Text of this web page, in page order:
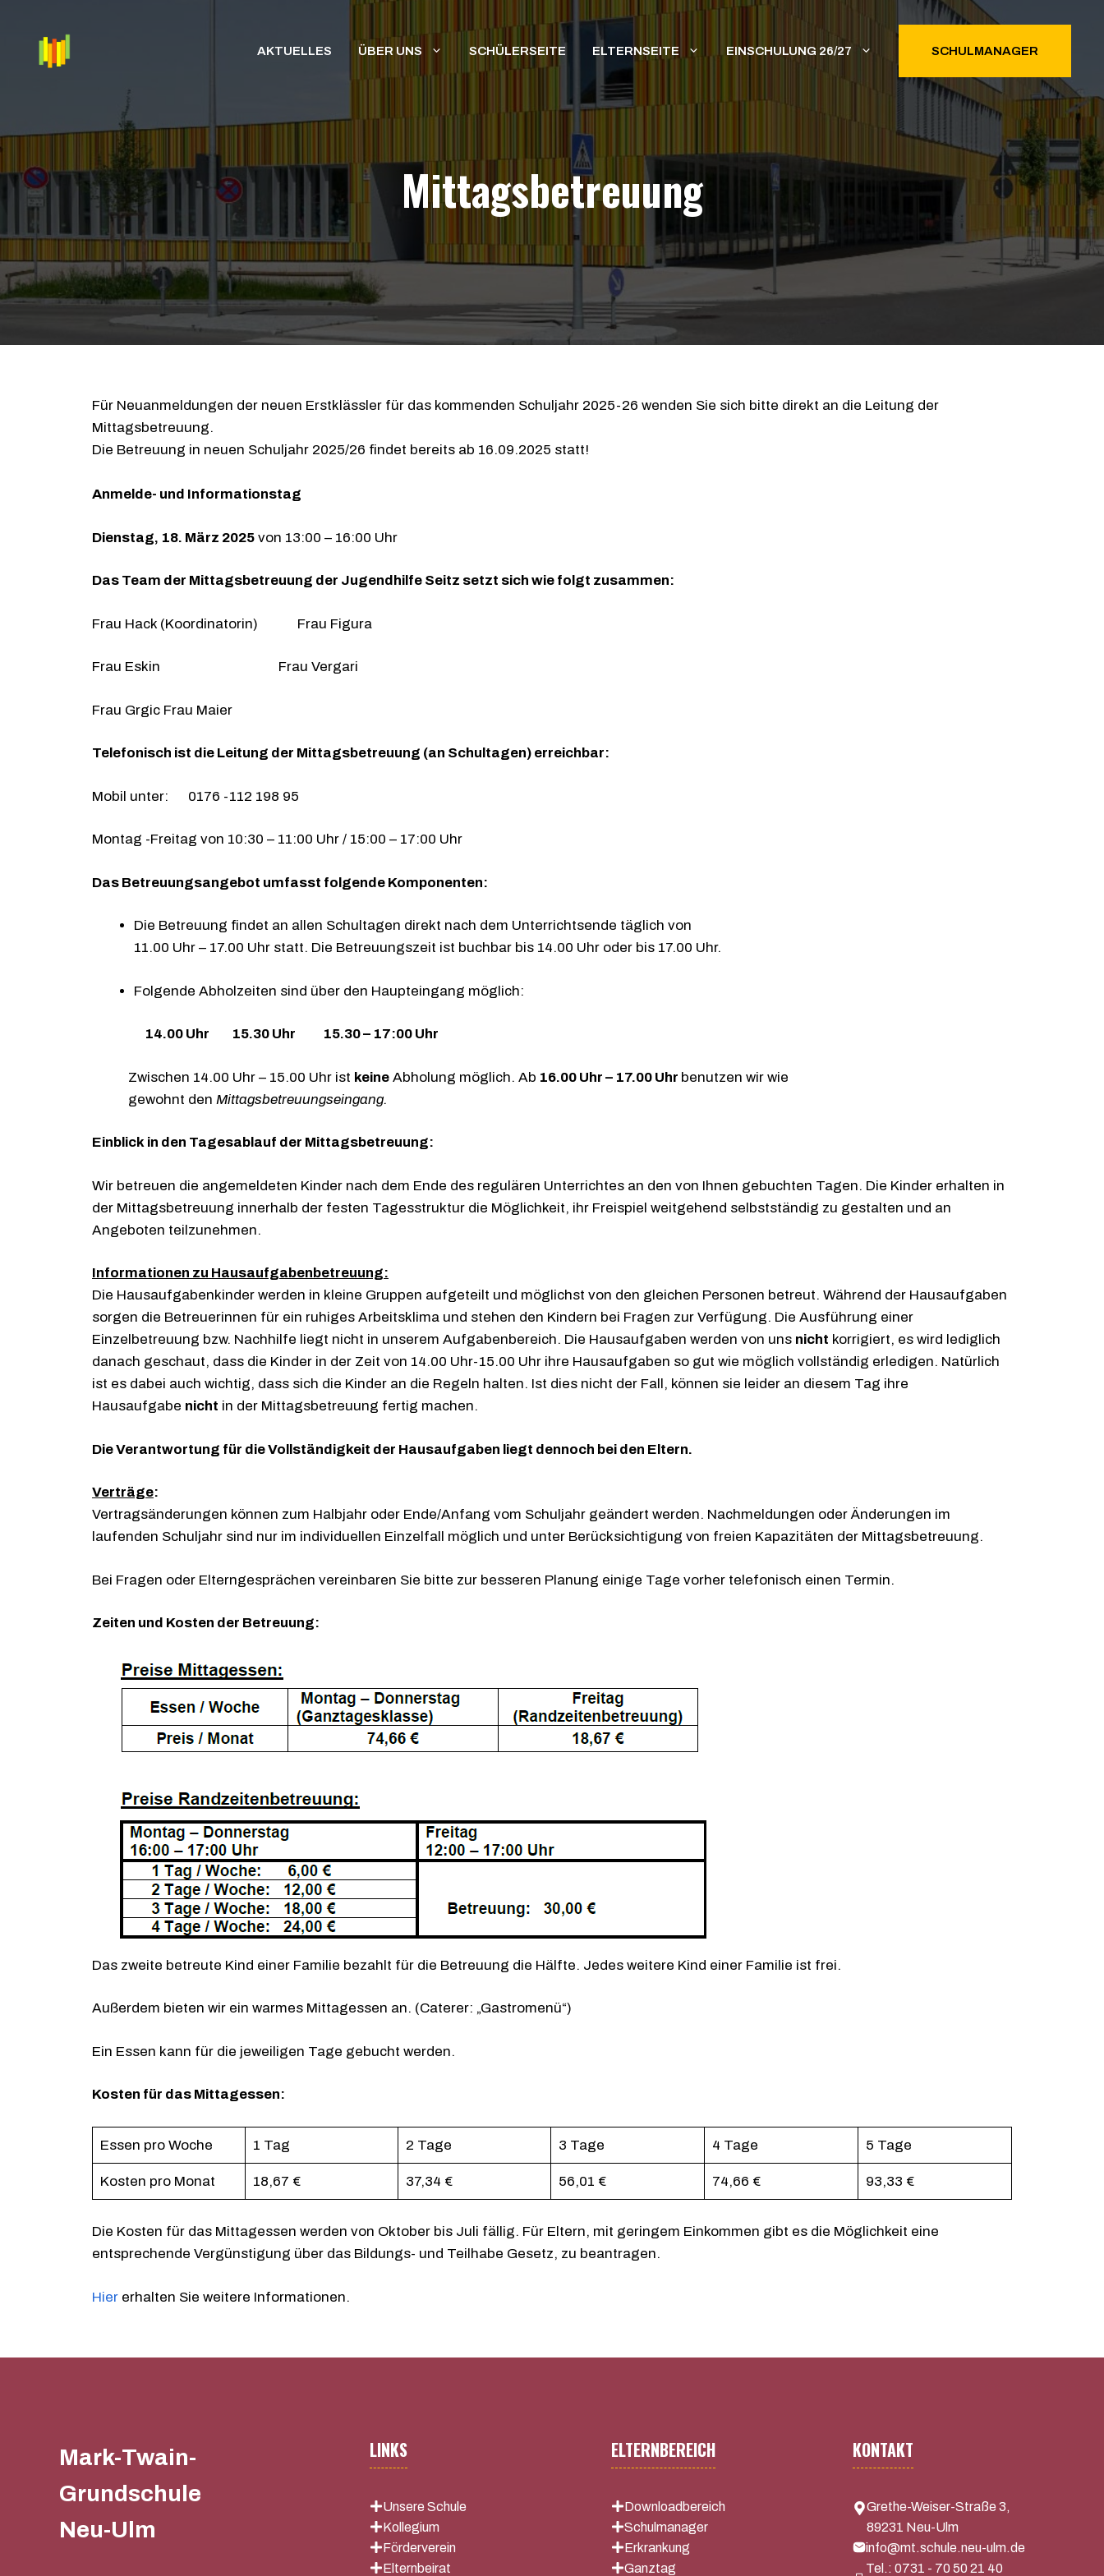
AKTUELLES ÜBER UNS SCHÜLERSEITE ELTERNSEITE EINSCHULUNG 26/27 SCHULMANAGER
Mittagsbetreuung
Für Neuanmeldungen der neuen Erstklässler für das kommenden Schuljahr 2025-26 wenden Sie sich bitte direkt an die Leitung der
Mittagsbetreuung.
Die Betreuung in neuen Schuljahr 2025/26 findet bereits ab 16.09.2025 statt!
Anmelde- und Informationstag
Dienstag, 18. März 2025 von 13:00 – 16:00 Uhr
Das Team der Mittagsbetreuung der Jugendhilfe Seitz setzt sich wie folgt zusammen:
Frau Hack (Koordinatorin) Frau Figura
Frau Eskin Frau Vergari
Frau Grgic Frau Maier
Telefonisch ist die Leitung der Mittagsbetreuung (an Schultagen) erreichbar:
Mobil unter: 0176 -112 198 95
Montag -Freitag von 10:30 – 11:00 Uhr / 15:00 – 17:00 Uhr
Das Betreuungsangebot umfasst folgende Komponenten:
Die Betreuung findet an allen Schultagen direkt nach dem Unterrichtsende täglich von
11.00 Uhr – 17.00 Uhr statt.​​​​​ ​Die Betreuungszeit ist buchbar bis 14.00 Uhr oder bis 17.00 Uhr.
Folgende Abholzeiten sind über den Haupteingang möglich:
14.00 Uhr 15.30 Uhr 15.30 – 17:00 Uhr
Zwischen 14.00 Uhr – 15.00 Uhr ist keine Abholung möglich. Ab 16.00 Uhr – 17.00 Uhr benutzen wir wie
gewohnt den Mittagsbetreuungseingang.
Einblick in den Tagesablauf der Mittagsbetreuung:
Wir betreuen die angemeldeten Kinder nach dem Ende des regulären Unterrichtes an den von Ihnen gebuchten Tagen. Die Kinder erhalten in
der Mittagsbetreuung innerhalb der festen Tagesstruktur die Möglichkeit, ihr Freispiel weitgehend selbstständig zu gestalten und an
Angeboten teilzunehmen.
Informationen zu Hausaufgabenbetreuung:
Die Hausaufgabenkinder werden in kleine Gruppen aufgeteilt und möglichst von den gleichen Personen betreut. Während der Hausaufgaben
sorgen die Betreuerinnen für ein ruhiges Arbeitsklima und stehen den Kindern bei Fragen zur Verfügung. Die Ausführung einer
Einzelbetreuung bzw. Nachhilfe liegt nicht in unserem Aufgabenbereich. Die Hausaufgaben werden von uns nicht korrigiert, es wird lediglich
danach geschaut, dass die Kinder in der Zeit von 14.00 Uhr-15.00 Uhr ihre Hausaufgaben so gut wie möglich vollständig erledigen. Natürlich
ist es dabei auch wichtig, dass sich die Kinder an die Regeln halten. Ist dies nicht der Fall, können sie leider an diesem Tag ihre
Hausaufgabe nicht in der Mittagsbetreuung fertig machen.
Die Verantwortung für die Vollständigkeit der Hausaufgaben liegt dennoch bei den Eltern.
Verträge:
Vertragsänderungen können zum Halbjahr oder Ende/Anfang vom Schuljahr geändert werden. Nachmeldungen oder Änderungen im
laufenden Schuljahr sind nur im individuellen Einzelfall möglich und unter Berücksichtigung von freien Kapazitäten der Mittagsbetreuung.
Bei Fragen oder Elterngesprächen vereinbaren Sie bitte zur besseren Planung einige Tage vorher telefonisch einen Termin.
Zeiten und Kosten der Betreuung:
Das zweite betreute Kind einer Familie bezahlt für die Betreuung die Hälfte. Jedes weitere Kind einer Familie ist frei.
Außerdem bieten wir ein warmes Mittagessen an. (Caterer: „Gastromenü“)
Ein Essen kann für die jeweiligen Tage gebucht werden.
Kosten für das Mittagessen:
Essen pro Woche 1 Tag 2 Tage 3 Tage 4 Tage 5 Tage
Kosten pro Monat 18,67 € 37,34 € 56,01 € 74,66 € 93,33 €
Die Kosten für das Mittagessen werden von Oktober bis Juli fällig. Für Eltern, mit geringem Einkommen gibt es die Möglichkeit eine
entsprechende Vergünstigung über das Bildungs- und Teilhabe Gesetz, zu beantragen.
Hier erhalten Sie weitere Informationen.
Mark-Twain-
Grundschule
Neu-Ulm
LINKS
Unsere Schule
Kollegium
Förderverein
Elternbeirat
ELTERNBEREICH
Downloadbereich
Schulmanager
Erkrankung
Ganztag
KONTAKT
Grethe-Weiser-Straße 3,
89231 Neu-Ulm
info@mt.schule.neu-ulm.de
Tel.: 0731 - 70 50 21 40